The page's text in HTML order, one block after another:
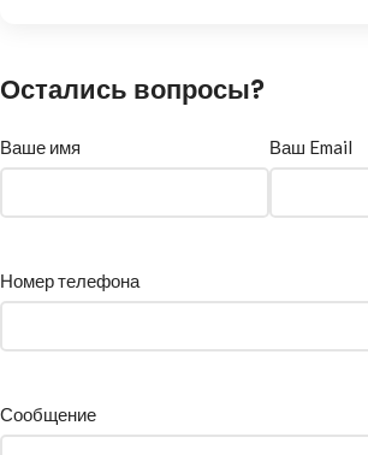
Остались вопросы?
Ваше имя Ваш Email
Номер телефона
Сообщение